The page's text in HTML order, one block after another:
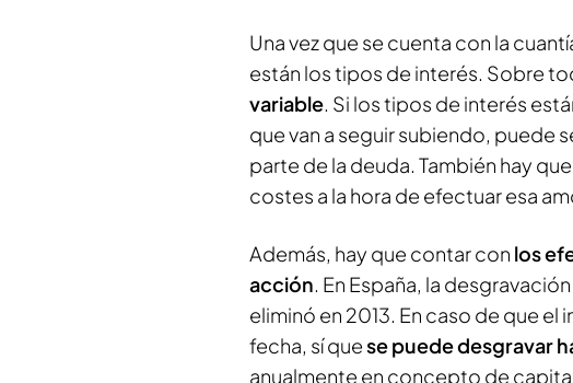
Una vez que se cuenta con la
están los tipos de interés. Sobre
variable. Si los tipos de interés
que van a seguir subiendo, puede
parte de la deuda. También hay
costes a la hora de efectuar esa
Además, hay que contar con los
acción. En España, la
eliminó en 2013. En caso de que
fecha, sí quese puede desgravar
anualmente en concepto de